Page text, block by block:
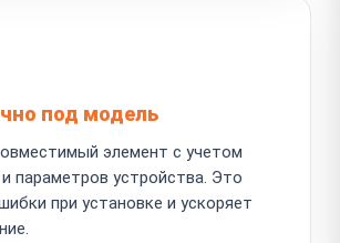
под модель
элемент с учетом
параметров устройства. Это
при установке и ускоряет